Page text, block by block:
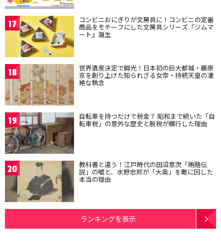
17 コンビニおにぎりが文房具に！コンビニの定番
商品をモチーフにした文房具シリーズ『ジムマ
ート』誕生
18 世界遺産決定で脚光！日本初の巨大都城・藤原
京を創り上げた知られざる女帝・持統天皇の凄
絶な執念
19 自転車を持つだけで税金？ 昭和まで続いた「自
転車税」の意外な歴史と脱税が横行した理由
20 教科書と違う！江戸時代の田沼意次「賄賂伝
説」の嘘と、水野忠邦が「大奥」を敵に回した
本当の理由
ランキングを表示